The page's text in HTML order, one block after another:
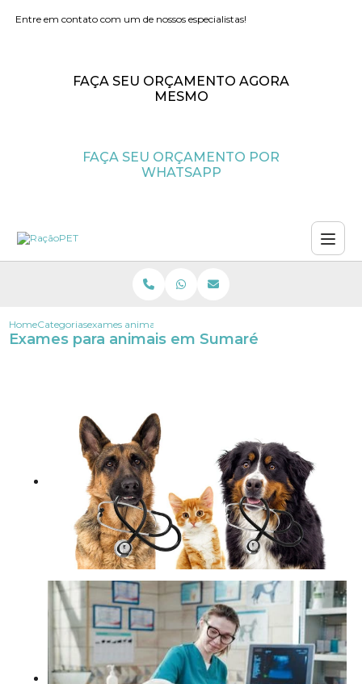
Entre em contato com um de nossos especialistas!
FAÇA SEU ORÇAMENTO AGORA
MESMO
FAÇA SEU ORÇAMENTO POR
WHATSAPP
HomeCategoriasexames animais sumare
Exames para animais em Sumaré